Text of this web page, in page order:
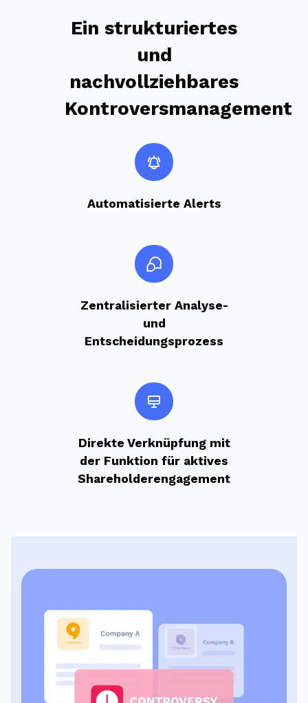
Ein strukturiertes
und
nachvollziehbares
Kontroversmanagement
Automatisierte Alerts
Zentralisierter Analyse-
und
Entscheidungsprozess
Direkte Verknüpfung mit
der Funktion für aktives
Shareholderengagement